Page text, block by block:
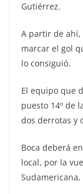
Gutiérrez.
A partir de ahí,
marcar el gol
lo consiguió.
El equipo que
puesto 14º de
dos derrotas y
Boca deberá
local, por la